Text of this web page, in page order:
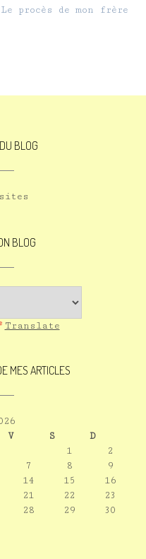
Le procès de mon frère
BLOG
BLOG
Translate
MES ARTICLES
V S
D
1
2
7 8
9
14 15
16
21 22
23
28 29
30